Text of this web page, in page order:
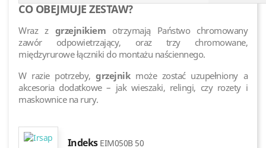
CO OBEJMUJE ZESTAW?
Wraz z grzejnikiem otrzymają Państwo chromowany
zawór odpowietrzający, oraz trzy chromowane,
międzyrurowe łączniki do montażu naściennego.
W razie potrzeby,grzejnikmoże zostać uzupełniony a
akcesoria dodatkowe – jak wieszaki, relingi, czy rozety i
maskownice na rury.
Indeks EIM050B 50